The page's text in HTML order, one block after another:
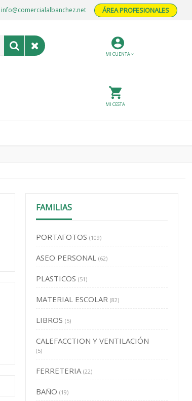
ÁREA PROFESIONALES
info@comercialalbanchez.net
MI CUENTA
MI CESTA
FAMILIAS
PORTAFOTOS (109)
ASEO PERSONAL (62)
PLASTICOS (51)
MATERIAL ESCOLAR (82)
LIBROS (5)
CALEFACCTION Y VENTILACIÓN
(5)
FERRETERIA (22)
BAÑO (19)